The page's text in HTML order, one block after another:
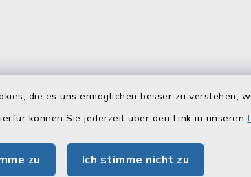
die es uns ermöglichen besser zu verstehen,
können Sie jederzeit über den Link in unseren
zu Ich stimme nicht zu
Telefonverzeichnis
Telefonverzeichnis als PDF
herunterladen: